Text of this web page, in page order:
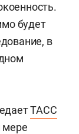
будет
в
ТАСС
мере